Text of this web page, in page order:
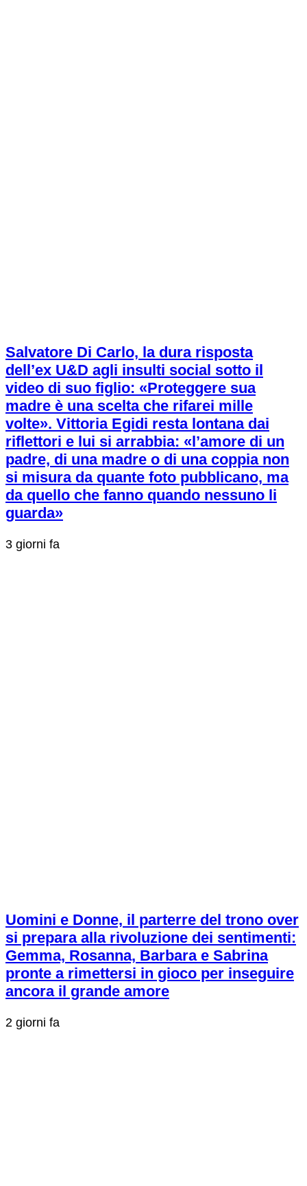
Salvatore Di Carlo, la dura risposta
dell’ex U&D agli insulti social sotto il
video di suo figlio: «Proteggere sua
madre è una scelta che rifarei mille
volte». Vittoria Egidi resta lontana dai
riflettori e lui si arrabbia: «l’amore di un
padre, di una madre o di una coppia non
si misura da quante foto pubblicano, ma
da quello che fanno quando nessuno li
guarda»
3 giorni fa
Uomini e Donne, il parterre del trono over
si prepara alla rivoluzione dei sentimenti:
Gemma, Rosanna, Barbara e Sabrina
pronte a rimettersi in gioco per inseguire
ancora il grande amore
2 giorni fa